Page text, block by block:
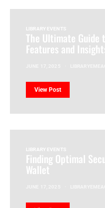
LIBRARY EVENTS
The Ultimate Guide
Features and
View Post
LIBRARY EVENTS
Finding Optimal
Wallet